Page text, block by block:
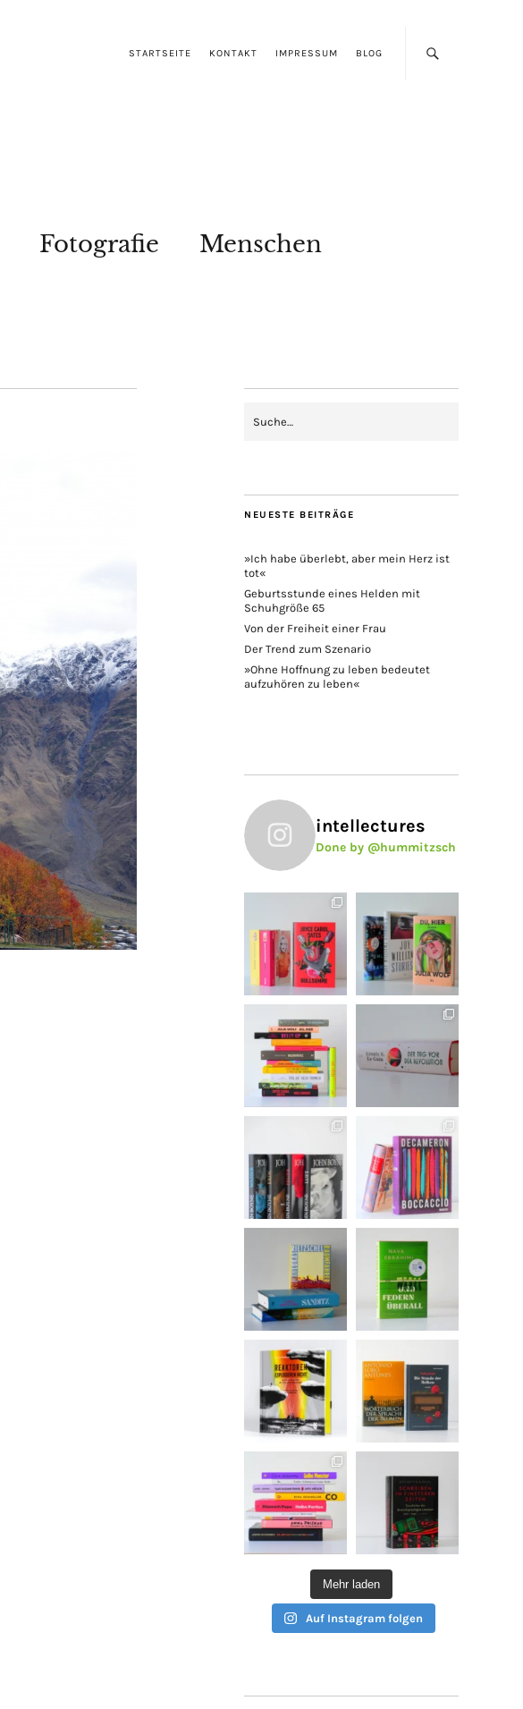
STARTSEITE KONTAKT IMPRESSUM BLOG
Fotografie Menschen
NEUESTE BEITRÄGE
»Ich habe überlebt, aber mein Herz ist
tot«
Geburtsstunde eines Helden mit
Schuhgröße 65
Von der Freiheit einer Frau
Der Trend zum Szenario
»Ohne Hoffnung zu leben bedeutet
aufzuhören zu leben«
intellectures
Done by @hummitzsch
Mehr laden
Auf Instagram folgen